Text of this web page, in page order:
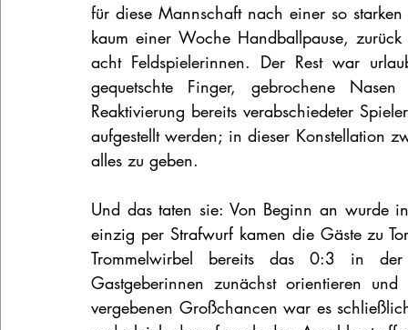
für diese Mannschaft nach einer so
kaum einer Woche Handballpause,
acht Feldspielerinnen. Der Rest war
gequetschte Finger, gebrochene
Reaktivierung bereits verabschiedeter
aufgestellt werden; in dieser Konstellation
alles zu geben.
Und das taten sie: Von Beginn an wurde
einzig per Strafwurf kamen die Gäste zu
Trommelwirbel bereits das 0:3 in
Gastgeberinnen zunächst orientieren
vergebenen Großchancen war es